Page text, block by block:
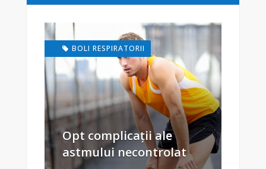
BOLI RESPIRATORII
Opt complicații ale
astmului necontrolat